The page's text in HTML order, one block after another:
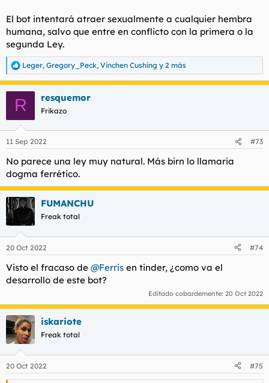
El bot intentará atraer sexualmente a cualquier hembra
humana, salvo que entre en conflicto con la primera o la
segunda Ley.
R
e
a
e
:
Leger, Gregory_Peck, Vinchen Cushing y 2 más
R resquemor
Frikazo
11 Sep 2022 #73
No parece una ley muy natural. Más birn lo llamaria
dogma ferrético.
FUMANCHU
Freak total
20 Oct 2022 #74
Visto el fracaso de @Ferris en tinder, ¿como va el
desarrollo de este bot?
Editado cobardemente: 20 Oct 2022
iskariote
Freak total
20 Oct 2022 #75